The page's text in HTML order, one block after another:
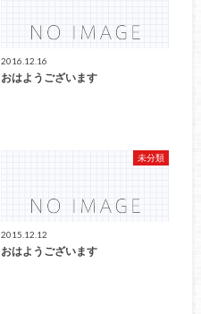
2016.12.16
おはようございます
未分類
2015.12.12
おはようございます